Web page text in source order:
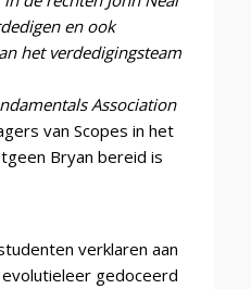
en ook
het verdedigingsteam
Association
van Scopes in het
Bryan bereid is
verklaren aan
gedoceerd